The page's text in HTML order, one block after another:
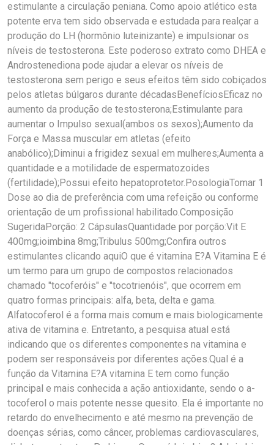
estimulante a circulação peniana. Como apoio atlético esta
potente erva tem sido observada e estudada para realçar a
produção do LH (hormônio luteinizante) e impulsionar os
níveis de testosterona. Este poderoso extrato como DHEA e
Androstenediona pode ajudar a elevar os níveis de
testosterona sem perigo e seus efeitos têm sido cobiçados
pelos atletas búlgaros durante décadasBenefíciosEficaz no
aumento da produção de testosterona;Estimulante para
aumentar o Impulso sexual(ambos os sexos);Aumento da
Força e Massa muscular em atletas (efeito
anabólico);Diminui a frigidez sexual em mulheres;Aumenta a
quantidade e a motilidade de espermatozoides
(fertilidade);Possui efeito hepatoprotetor.PosologiaTomar 1
Dose ao dia de preferência com uma refeição ou conforme
orientação de um profissional habilitado.Composição
SugeridaPorção: 2 CápsulasQuantidade por porção:Vit E
400mg;ioimbina 8mg;Tribulus 500mg;Confira outros
estimulantes clicando aquiO que é vitamina E?A Vitamina E é
um termo para um grupo de compostos relacionados
chamado "tocoferóis" e "tocotrienóis", que ocorrem em
quatro formas principais: alfa, beta, delta e gama.
Alfatocoferol é a forma mais comum e mais biologicamente
ativa de vitamina e. Entretanto, a pesquisa atual está
indicando que os diferentes componentes na vitamina e
podem ser responsáveis por diferentes ações.Qual é a
função da Vitamina E?A vitamina E tem como função
principal e mais conhecida a ação antioxidante, sendo o a-
tocoferol o mais potente nesse quesito. Ela é importante no
retardo do envelhecimento e até mesmo na prevenção de
doenças sérias, como câncer, problemas cardiovasculares,